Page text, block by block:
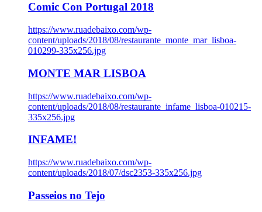
Comic Con Portugal 2018
https://www.ruadebaixo.com/wp-
content/uploads/2018/08/restaurante_monte_mar_lisboa-
010299-335x256.jpg
MONTE MAR LISBOA
https://www.ruadebaixo.com/wp-
content/uploads/2018/08/restaurante_infame_lisboa-010215-
335x256.jpg
INFAME!
https://www.ruadebaixo.com/wp-
content/uploads/2018/07/dsc2353-335x256.jpg
Passeios no Tejo